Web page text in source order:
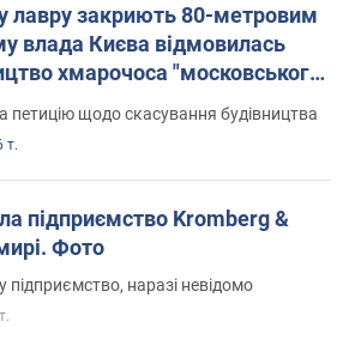
лавру закриють 80-метровим
влада Києва відмовилась
хмарочоса "московського
петицію щодо скасування будівництва
т.
підприємство Kromberg &
Фото
наразі невідомо